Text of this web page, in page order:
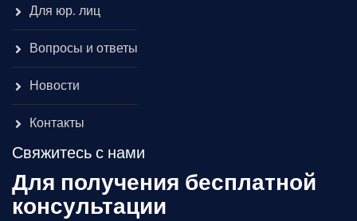
Для юр. лиц
Вопросы и ответы
Новости
Контакты
Свяжитесь с нами
Для получения бесплатной
консультации